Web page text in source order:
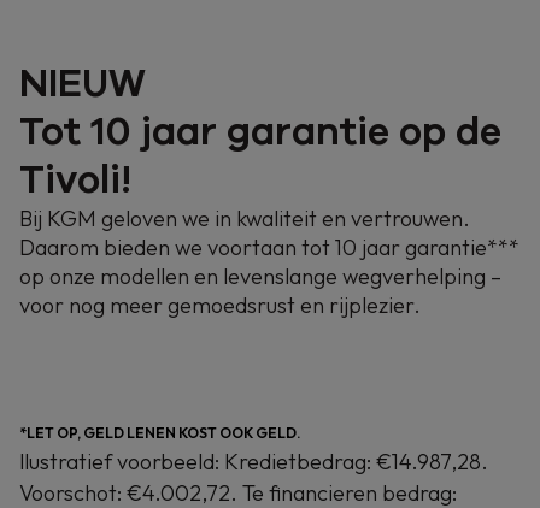
NIEUW
Tot 10 jaar garantie op de
Tivoli!
Bij KGM geloven we in kwaliteit en vertrouwen.
Daarom bieden we voortaan tot 10 jaar garantie***
op onze modellen en levenslange wegverhelping –
voor nog meer gemoedsrust en rijplezier.
*LET OP, GELD LENEN KOST OOK GELD.
llustratief voorbeeld: Kredietbedrag: €14.987,28.
Voorschot: €4.002,72. Te financieren bedrag: